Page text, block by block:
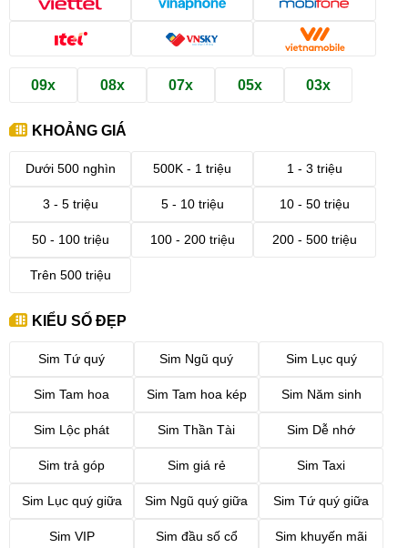
09x 08x 07x 05x 03x
KHOẢNG GIÁ
Dưới 500 nghìn 500K - 1 triệu 1 - 3 triệu
3 - 5 triệu 5 - 10 triệu 10 - 50 triệu
50 - 100 triệu 100 - 200 triệu 200 - 500 triệu
Trên 500 triệu
KIỂU SỐ ĐẸP
Sim Tứ quý Sim Ngũ quý Sim Lục quý
Sim Tam hoa Sim Tam hoa kép Sim Năm sinh
Sim Lộc phát Sim Thần Tài Sim Dễ nhớ
Sim trả góp Sim giá rẻ Sim Taxi
Sim Lục quý giữa Sim Ngũ quý giữa Sim Tứ quý giữa
Sim VIP Sim đầu số cổ Sim khuyến mãi